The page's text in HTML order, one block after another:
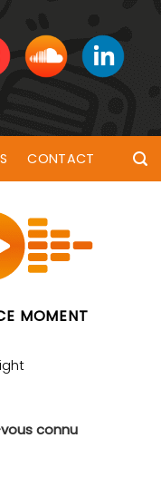
CONTACT
MOMENT
connu